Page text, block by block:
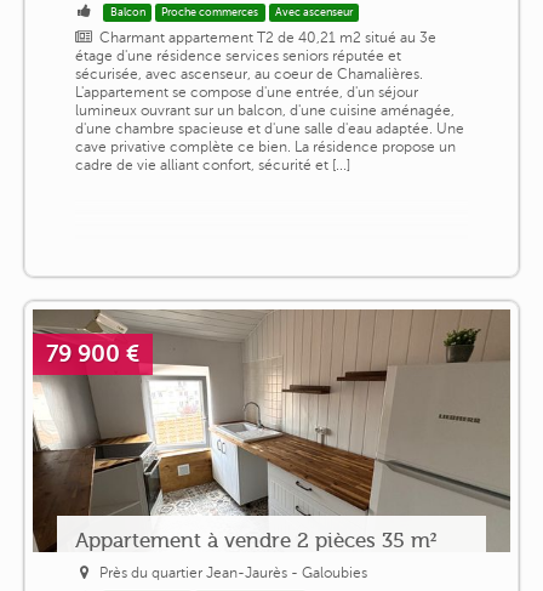
Balcon Proche commerces Avec ascenseur
Charmant appartement T2 de 40,21 m2 situé au 3e
étage d'une résidence services seniors réputée et
sécurisée, avec ascenseur, au coeur de Chamalières.
L'appartement se compose d'une entrée, d'un séjour
lumineux ouvrant sur un balcon, d'une cuisine aménagée,
d'une chambre spacieuse et d'une salle d'eau adaptée. Une
cave privative complète ce bien. La résidence propose un
cadre de vie alliant confort, sécurité et [...]
79 900 €
Appartement à vendre 2 pièces 35 m²
Près du quartier Jean-Jaurès - Galoubies